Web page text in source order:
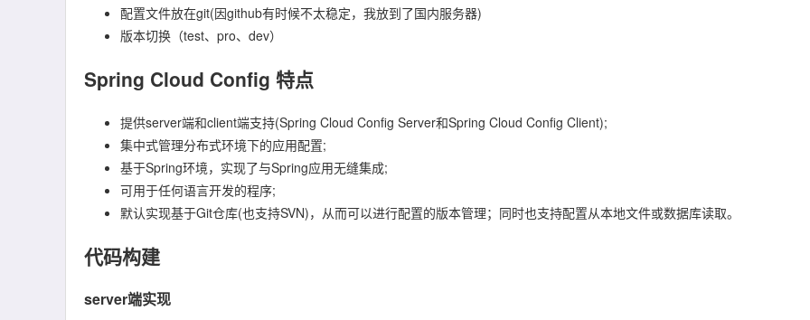
配置文件放在git(因github有时候不太稳定，我放到了国内服务器)
版本切换（test、pro、dev）
Spring Cloud Config 特点
提供server端和client端支持(Spring Cloud Config Server和Spring Cloud Config Client);
集中式管理分布式环境下的应用配置;
基于Spring环境，实现了与Spring应用无缝集成;
可用于任何语言开发的程序;
默认实现基于Git仓库(也支持SVN)，从而可以进行配置的版本管理；同时也支持配置从本地文件或数据库读取。
代码构建
server端实现